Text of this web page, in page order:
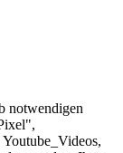
notwendigen